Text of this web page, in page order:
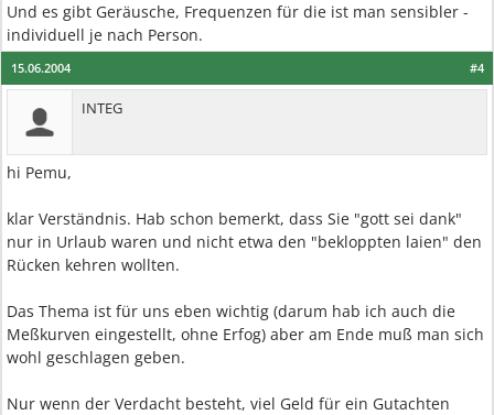
Und es gibt Geräusche, Frequenzen für die ist man sensibler -
individuell je nach Person.
#4
15.06.2004
INTEG
hi Pemu,
klar Verständnis. Hab schon bemerkt, dass Sie "gott sei dank"
nur in Urlaub waren und nicht etwa den "bekloppten laien" den
Rücken kehren wollten.
Das Thema ist für uns eben wichtig (darum hab ich auch die
Meßkurven eingestellt, ohne Erfog) aber am Ende muß man sich
wohl geschlagen geben.
Nur wenn der Verdacht besteht, viel Geld für ein Gutachten